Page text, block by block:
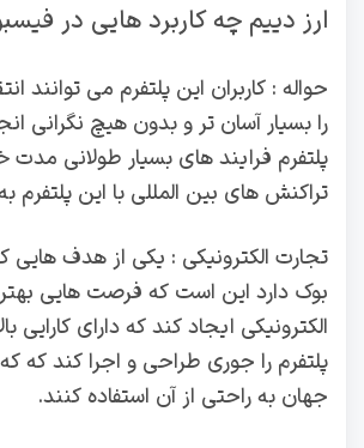
ارز دییم چه کاربرد هایی در
حواله : کاربران این پلتفرم می توانند
را بسیار آسان تر و بدون هیچ نگرانی
پلتفرم فرایند های بسیار طولانی
تراکنش های بین المللی با این پلتفرم
تجارت الکترونیکی : یکی از هدف
بوک دارد این است که فرصت هایی
الکترونیکی ایجاد کند که دارای کارایی
پلتفرم را جوری طراحی و اجرا کند که
جهان به راحتی از آن استفاده کنند.